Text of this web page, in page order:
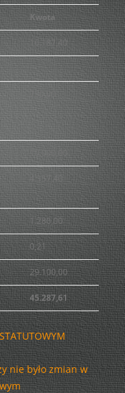
Kwota
16.187,40
750,00
10.000,00
4.157,40
1.280,00
0,21
29.100,00
45.287,61
nie było zmian w